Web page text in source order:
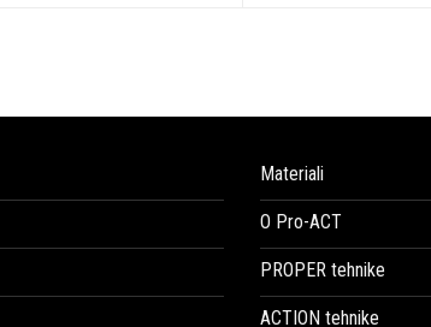
Materiali
O Pro-ACT
PROPER tehnike
ACTION tehnike